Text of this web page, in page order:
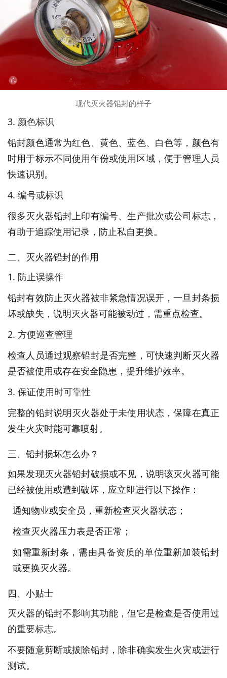
现代灭火器铅封的样子
3. 颜色标识
铅封颜色通常为红色、黄色、蓝色、白色等 ，颜色有
时用于标示不同使用年份或使用区域，便于管理人员
快速识别。
4. 编号或标识
很多灭火器铅封上印有编号、生产批次或公司标志 ，
有助于追踪使用记录，防止私自更换。
二、灭火器铅封的作用
1. 防止误操作
铅封有效防止灭火器被非紧急情况误开，一旦封条损
坏或缺失，说明灭火器可能被动过，需重点检查。
2. 方便巡查管理
检查人员通过观察铅封是否完整，可快速判断灭火器
是否被使用或存在安全隐患，提升维护效率。
3. 保证使用时可靠性
完整的铅封说明灭火器处于未使用状态 ，保障在真正
发生火灾时能可靠喷射。
三、铅封损坏怎么办？
如果发现灭火器铅封破损或不见，说明该灭火器可能
已经被使用或遭到破坏，应立即进行以下操作：
通知物业或安全员，重新检查灭火器状态；
检查灭火器压力表是否正常；
如需重新封条，需由具备资质的单位重新加装铅封
或更换灭火器。
四、小贴士
灭火器的铅封不影响其功能 ，但它是检查是否使用过
的重要标志。
不要随意剪断或拔除铅封，除非确实发生火灾或进行
测试。